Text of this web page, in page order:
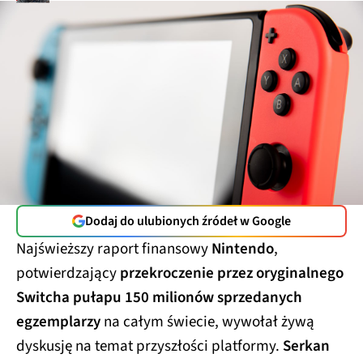
Dodaj do ulubionych źródeł w Google
Najświeższy raport finansowyNintendo,
potwierdzającyprzekroczenie przez oryginalnego
Switcha pułapu 150 milionów sprzedanych
egzemplarzyna całym świecie, wywołał żywą
dyskusję na temat przyszłości platformy. Serkan